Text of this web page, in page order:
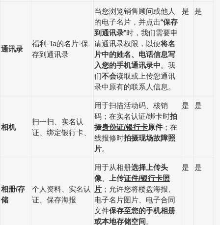
通讯录
福利 -Ta的名片-保
存到通讯录
当您浏览销售顾问或他人
的电子名片，并点击“保存
到通讯录”时，我们需要申
请通讯录权限，以便将名
片中的姓名、电话信息写
入您的手机通讯录中。我
们不会读取或上传您通讯
录中原有的联系人信息。
是 是
相机
扫一扫、实名认
证、绑定银行卡、
用于扫描活动码、核销
码；在实名认证/绑卡时拍
摄身份证/银行卡原件 ；在
线报修时拍摄现场故障照
片。
是 是
相册/存
储
个人资料、实名认
证、保存海报
用于从相册选择上传头
像、 上传证件/银行卡照
片 ；允许您将楼盘海报、
电子名片图片、电子合同
文件保存至您的手机相册
或本地存储空间。
是 是